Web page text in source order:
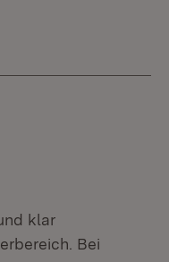
klar
Bei